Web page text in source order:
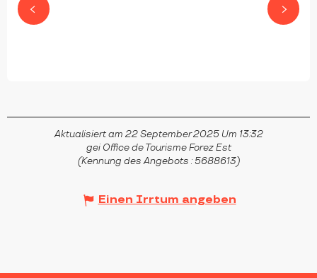
Aktualisiert am 22 September 2025 Um 13:32
gei Office de Tourisme Forez Est
(Kennung des Angebots : 5688613)
Einen Irrtum angeben